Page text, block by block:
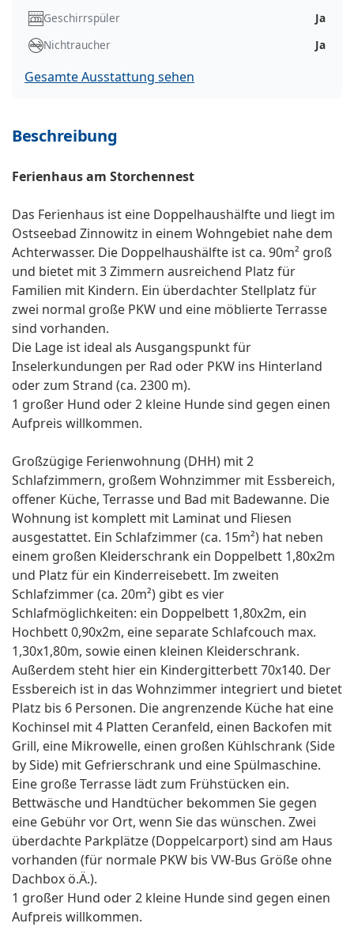
Geschirrspüler
Ja
Nichtraucher
Ja
Gesamte Ausstattung sehen
Beschreibung
Ferienhaus am Storchennest
Das Ferienhaus ist eine Doppelhaushälfte und liegt im
Ostseebad Zinnowitz in einem Wohngebiet nahe dem
Achterwasser. Die Doppelhaushälfte ist ca. 90m² groß
und bietet mit 3 Zimmern ausreichend Platz für
Familien mit Kindern. Ein überdachter Stellplatz für
zwei normal große PKW und eine möblierte Terrasse
sind vorhanden.
Die Lage ist ideal als Ausgangspunkt für
Inselerkundungen per Rad oder PKW ins Hinterland
oder zum Strand (ca. 2300 m).
1 großer Hund oder 2 kleine Hunde sind gegen einen
Aufpreis willkommen.
Großzügige Ferienwohnung (DHH) mit 2
Schlafzimmern, großem Wohnzimmer mit Essbereich,
offener Küche, Terrasse und Bad mit Badewanne. Die
Wohnung ist komplett mit Laminat und Fliesen
ausgestattet. Ein Schlafzimmer (ca. 15m²) hat neben
einem großen Kleiderschrank ein Doppelbett 1,80x2m
und Platz für ein Kinderreisebett. Im zweiten
Schlafzimmer (ca. 20m²) gibt es vier
Schlafmöglichkeiten: ein Doppelbett 1,80x2m, ein
Hochbett 0,90x2m, eine separate Schlafcouch max.
1,30x1,80m, sowie einen kleinen Kleiderschrank.
Außerdem steht hier ein Kindergitterbett 70x140. Der
Essbereich ist in das Wohnzimmer integriert und bietet
Platz bis 6 Personen. Die angrenzende Küche hat eine
Kochinsel mit 4 Platten Ceranfeld, einen Backofen mit
Grill, eine Mikrowelle, einen großen Kühlschrank (Side
by Side) mit Gefrierschrank und eine Spülmaschine.
Eine große Terrasse lädt zum Frühstücken ein.
Bettwäsche und Handtücher bekommen Sie gegen
eine Gebühr vor Ort, wenn Sie das wünschen. Zwei
überdachte Parkplätze (Doppelcarport) sind am Haus
vorhanden (für normale PKW bis VW-Bus Größe ohne
Dachbox ö.Ä.).
1 großer Hund oder 2 kleine Hunde sind gegen einen
Aufpreis willkommen.